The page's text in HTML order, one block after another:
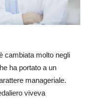
cambiata molto negli
ha portato a un
manageriale.
viveva